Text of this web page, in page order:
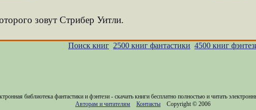
зовут Стрибер Уитли.
Поиск книг 2500 книг фантастики 4500 книг
библиотека фантастики и фэнтези - скачать книги бесплатно полностью и читать
Авторам и читателям
Контакты Copyright © 2006